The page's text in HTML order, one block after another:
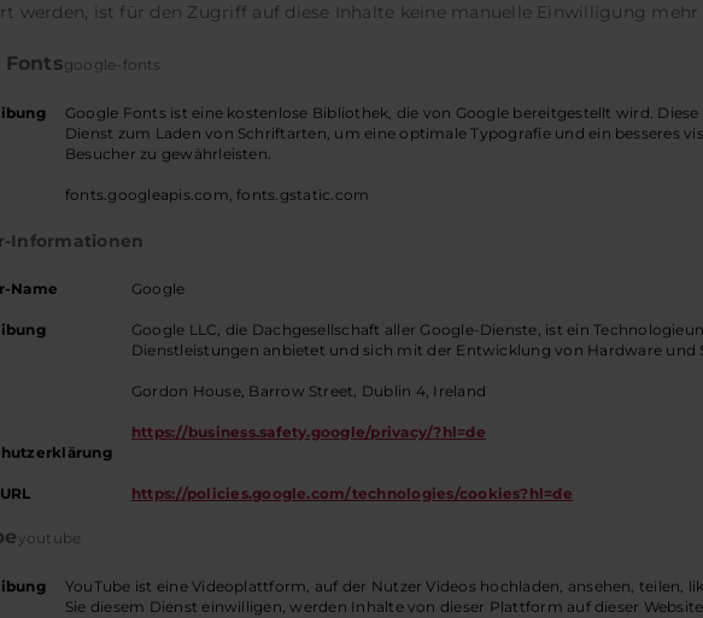
werden, ist für den Zugriff auf diese Inhalte keine manuelle Einwilligung
Fontsgoogle-fonts
Google Fonts ist eine kostenlose Bibliothek, die von Google bereitgestellt wird.
Dienst zum Laden von Schriftarten, um eine optimale Typografie und ein besseres
Besucher zu gewährleisten.
fonts.googleapis.com, fonts.gstatic.com
Informationen
Name Google
Google LLC, die Dachgesellschaft aller Google-Dienste, ist ein
Dienstleistungen anbietet und sich mit der Entwicklung von Hardware und
Gordon House, Barrow Street, Dublin 4, Ireland
https://business.safety.google/privacy/?hl=de
https://policies.google.com/technologies/cookies?hl=de
youtube
YouTube ist eine Videoplattform, auf der Nutzer Videos hochladen, ansehen, teilen,
Sie diesem Dienst einwilligen, werden Inhalte von dieser Plattform auf dieser